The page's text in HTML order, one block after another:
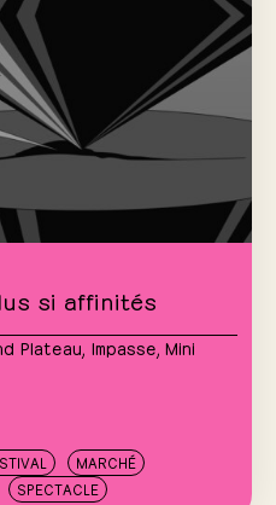
si affinités
Plateau Impasse Mini
MARCHÉ
SPECTACLE